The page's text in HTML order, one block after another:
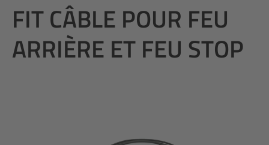
FIT CÂBLE POUR FEU
ARRIÈRE ET FEU STOP